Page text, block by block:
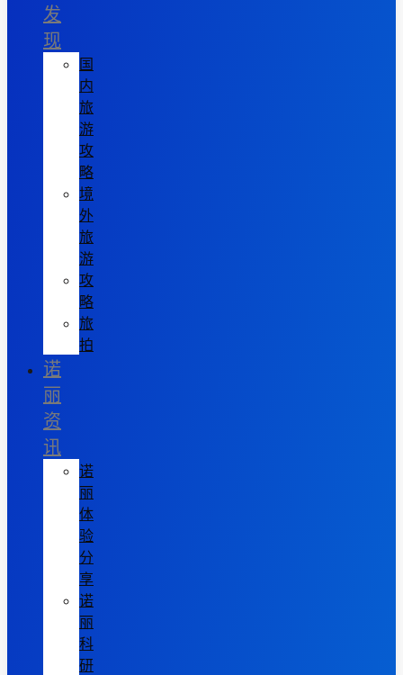
发
现
国
内
旅
游
攻
略
境
外
旅
游
攻
略
旅
拍
诺
丽
资
讯
诺
丽
体
验
分
享
诺
丽
科
研